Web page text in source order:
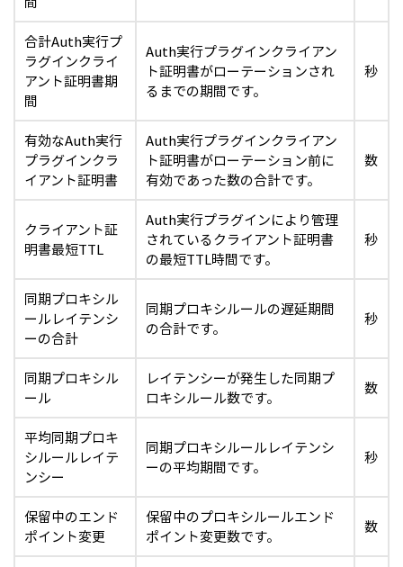
合計Auth実行プ
ラグインクライ
アント証明書期
間
Auth実行プラグインクライアン
ト証明書がローテーションされ
るまでの期間です。
秒
有効なAuth実行
プラグインクラ
イアント証明書
Auth実行プラグインクライアン
ト証明書がローテーション前に
有効であった数の合計です。
数
クライアント証
明書最短TTL
Auth実行プラグインにより管理
されているクライアント証明書
の最短TTL時間です。
秒
同期プロキシル
ールレイテンシ
ーの合計
同期プロキシルールの遅延期間
の合計です。
秒
同期プロキシル
ール
レイテンシーが発生した同期プ
ロキシルール数です。
数
平均同期プロキ
シルールレイテ
ンシー
同期プロキシルールレイテンシ
ーの平均期間です。
秒
保留中のエンド
ポイント変更
保留中のプロキシルールエンド
ポイント変更数です。
数